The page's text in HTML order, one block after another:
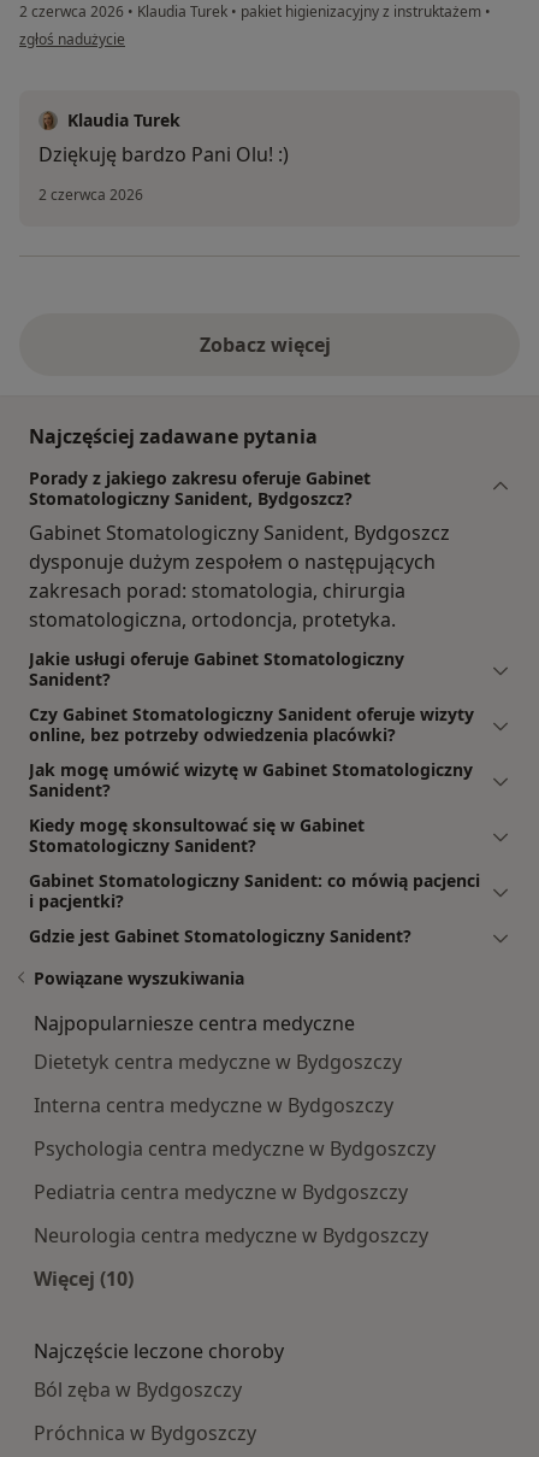
2 czerwca 2026 • Klaudia Turek • pakiet higienizacyjny z instruktażem •
w opinii użytkownika Ola
zgłoś nadużycie
Klaudia Turek
Dziękuję bardzo Pani Olu! :)
2 czerwca 2026
Zobacz więcej
Najczęściej zadawane pytania
Porady z jakiego zakresu oferuje Gabinet
Stomatologiczny Sanident, Bydgoszcz?
Gabinet Stomatologiczny Sanident, Bydgoszcz
dysponuje dużym zespołem o następujących
zakresach porad: stomatologia, chirurgia
stomatologiczna, ortodoncja, protetyka.
Jakie usługi oferuje Gabinet Stomatologiczny
Sanident?
Czy Gabinet Stomatologiczny Sanident oferuje wizyty
online, bez potrzeby odwiedzenia placówki?
Jak mogę umówić wizytę w Gabinet Stomatologiczny
Sanident?
Kiedy mogę skonsultować się w Gabinet
Stomatologiczny Sanident?
Gabinet Stomatologiczny Sanident: co mówią pacjenci
i pacjentki?
Gdzie jest Gabinet Stomatologiczny Sanident?
Powiązane wyszukiwania
Najpopularniesze centra medyczne
Dietetyk centra medyczne w Bydgoszczy
Interna centra medyczne w Bydgoszczy
Psychologia centra medyczne w Bydgoszczy
Pediatria centra medyczne w Bydgoszczy
Neurologia centra medyczne w Bydgoszczy
Więcej (10)
Najczęście leczone choroby
Ból zęba w Bydgoszczy
Próchnica w Bydgoszczy